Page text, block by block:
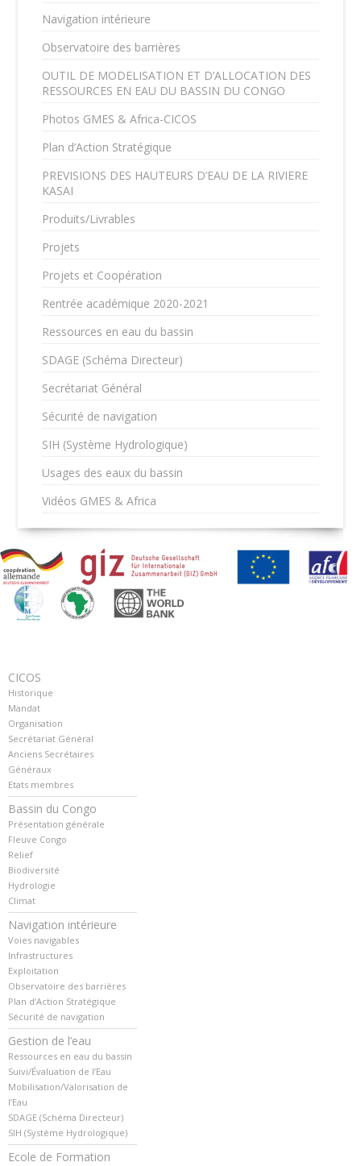
Navigation intérieure
Observatoire des barrières
OUTIL DE MODELISATION ET D’ALLOCATION DES
RESSOURCES EN EAU DU BASSIN DU CONGO
Photos GMES & Africa-CICOS
Plan d’Action Stratégique
PREVISIONS DES HAUTEURS D’EAU DE LA RIVIERE
KASAI
Produits/Livrables
Projets
Projets et Coopération
Rentrée académique 2020-2021
Ressources en eau du bassin
SDAGE (Schéma Directeur)
Secrétariat Général
Sécurité de navigation
SIH (Système Hydrologique)
Usages des eaux du bassin
Vidéos GMES & Africa
CICOS
Historique
Mandat
Organisation
Secrétariat Général
Anciens Secrétaires
Généraux
Etats membres
Bassin du Congo
Présentation générale
Fleuve Congo
Relief
Biodiversité
Hydrologie
Climat
Navigation intérieure
Voies navigables
Infrastructures
Exploitation
Observatoire des barrières
Plan d’Action Stratégique
Sécurité de navigation
Gestion de l’eau
Ressources en eau du bassin
Suivi/Évaluation de l’Eau
Mobilisation/Valorisation de
l’Eau
SDAGE (Schéma Directeur)
SIH (Système Hydrologique)
Ecole de Formation